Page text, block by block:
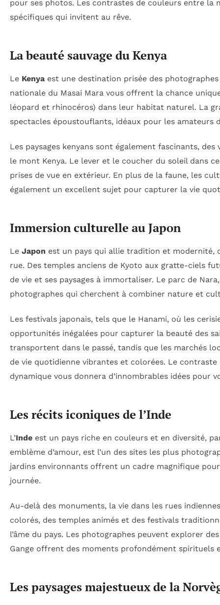
pour ses photos. Les contrastes de couleurs entre la
spécifiques qui invitent au rêve.
La beauté sauvage du Kenya
Le Kenya est une destination prisée des
nationale du Masai Mara vous offrent la chance
léopard et rhinocéros) dans leur habitat naturel. La
spectacles époustouflants, idéaux pour les amateurs
Les paysages kenyans sont également fascinants,
le mont Kenya. Le lever et le coucher du soleil dans
prises de vue en extérieur. En plus de la faune, les
également un excellent sujet pour capturer la vie
Immersion culturelle au Japon
Le Japon est un pays qui allie tradition et modernité,
rue. Des temples anciens de Kyoto aux gratte-ciels
de vie et ses paysages à immortaliser. Le parc de
photographes qui cherchent à combiner nature et
Les festivals japonais, tels que le Hanami, où les
opportunités inégalées pour capturer la beauté des
transportent dans le passé, tandis que les marchés
de vie quotidienne vibrantes et colorées. Le
dynamique vous donnera d’innombrables idées pour
Les récits iconiques de l’Inde
L’Inde est un pays riche en couleurs et en diversité,
emblème d’amour, est l’un des sites les plus
jardins environnants offrent un cadre magnifique
journée.
Au-delà des monuments, la vie dans les rues
colorés, des temples animés et des festivals
l’âme du pays. Les photographes peuvent explorer
Gange offrent des moments profondément spirituels
Les paysages majestueux de la